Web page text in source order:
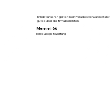
Ihr habt unseren garten in ein Paradies verwandelt
gutes über die firma berichten.
Memmi 66
Echte Google Bewertung